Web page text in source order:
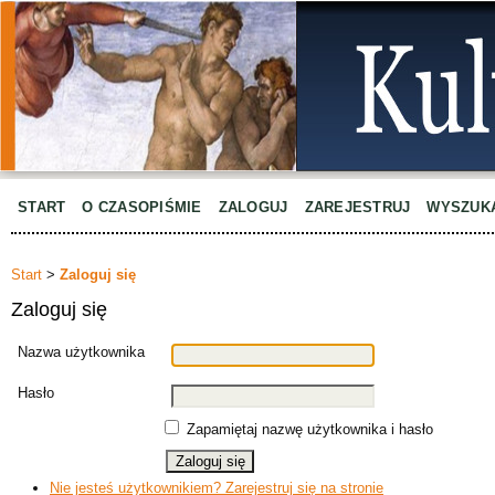
START O CZASOPIŚMIE ZALOGUJ ZAREJESTRUJ
Start > Zaloguj się
Zaloguj się
Nazwa użytkownika
Hasło
Zapamiętaj nazwę użytkownika i hasło
Nie jesteś użytkownikiem? Zarejestruj się na stronie